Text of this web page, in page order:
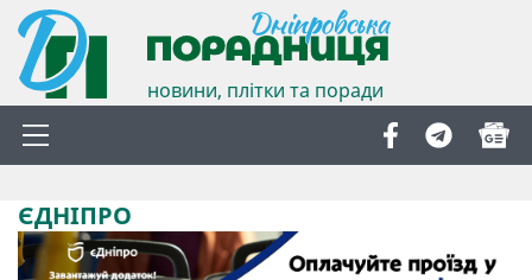
новини, плітки та поради
ЄДНІПРО